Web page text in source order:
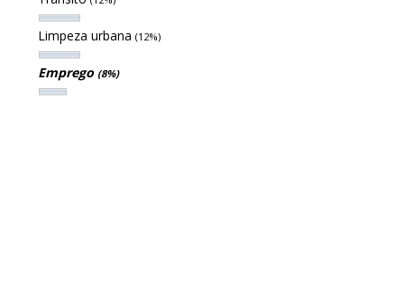
Limpeza urbana (12%)
Emprego (8%)